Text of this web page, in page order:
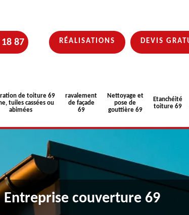
87 RÉALISATIONS DEVIS
de toiture 69
tuiles cassées ou
abimées
ravalement
de façade
69
Nettoyage et
pose de
gouttière 69
Etanchéité
toiture 69
Entreprise couverture 69